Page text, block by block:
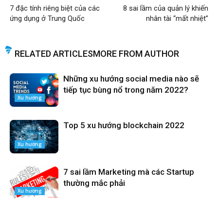
7 đặc tính riêng biệt của các
ứng dụng ở Trung Quốc
8 sai lầm của quản lý khiến
nhân tài “mất nhiệt”
RELATED ARTICLESMORE FROM AUTHOR
Xu hướng
Những xu hướng social media nào sẽ
tiếp tục bùng nổ trong năm 2022?
Xu hướng
Top 5 xu hướng blockchain 2022
Xu hướng
7 sai lầm Marketing mà các Startup
thường mắc phải